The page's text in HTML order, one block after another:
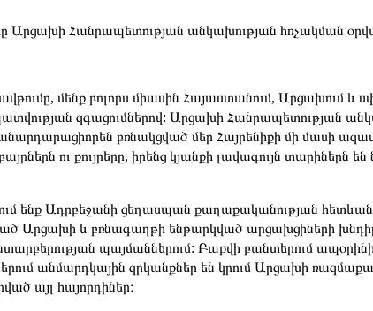
Արցախի Հանրապետության անկախության հռչակման
մենք բոլորս միասին Հայաստանում, Արցախում և
զգացումներով: Արցախի Հանրապետության
բռնակցված մեր Հայրենիքի մի մասի
ու քույրերը, իրենց կյանքի լավագույն տարիներն են
ենք Ադրբեջանի ցեղասպան քաղաքականության
Արցախի և բռնագաղթի ենթարկված արցախցիների
պայմաններում: Բաքվի բանտերում ապօրինի,
անմարդկային զրկանքներ են կրում Արցախի
այլ հայորդիներ։